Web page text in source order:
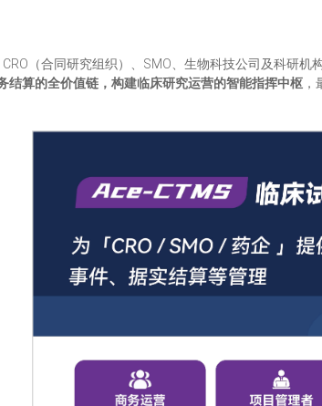
（合同研究组织）、SMO、生物科技公司及科研机
结算的全价值链，构建临床研究运营的智能指挥中枢